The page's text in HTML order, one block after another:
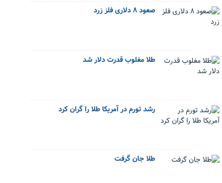
صعود ۸ دلاری فلز زرد
طلا مغلوب قدرت دلار شد
رشد تورم در آمریکا طلا را گران کرد
طلا جان گرفت